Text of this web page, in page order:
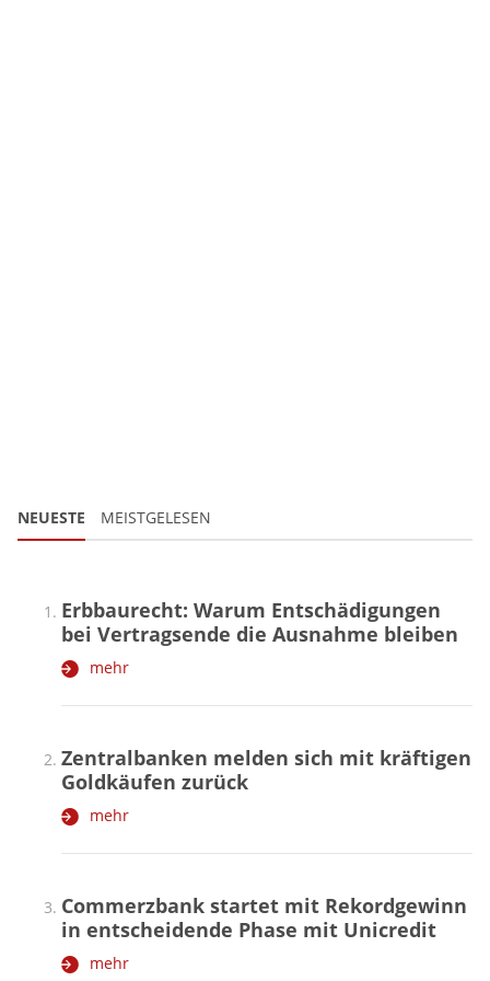
NEUESTE MEISTGELESEN
Erbbaurecht: Warum Entschädigungen
bei Vertragsende die Ausnahme bleiben
mehr
Zentralbanken melden sich mit kräftigen
Goldkäufen zurück
mehr
Commerzbank startet mit Rekordgewinn
in entscheidende Phase mit Unicredit
mehr